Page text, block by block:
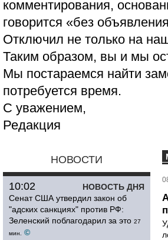
комментирования,
говорится «без
Отключил не только на
Таким образом, вы и мы
Мы постараемся найти
потребуется время.
С уважением,
Редакция
НОВОСТИ
НОВОСТЬ ДНЯ
10:02
Сенат США утвердил закон об
"адских санкциях" против РФ:
Зеленский поблагодарил за это 27
мин.
©